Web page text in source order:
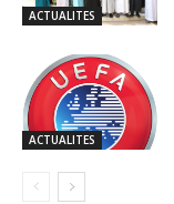
ACTUALITES
ACTUALITES